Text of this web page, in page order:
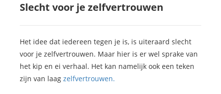
Slecht voor je zelfvertrouwen
Het idee dat iedereen tegen je is, is uiteraard slecht
voor je zelfvertrouwen. Maar hier is er wel sprake van
het kip en ei verhaal. Het kan namelijk ook een teken
zijn van laag zelfvertrouwen.